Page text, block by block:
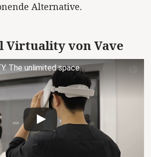
Alternative.
Virtuality von Vave
The unlimited space.